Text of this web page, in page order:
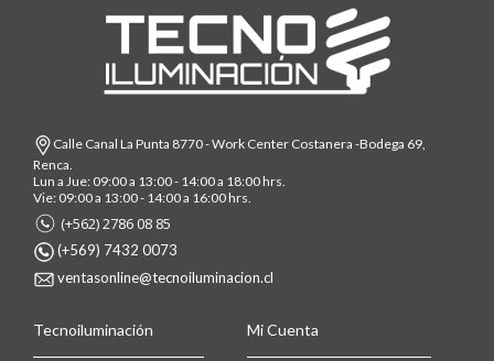
Calle Canal La Punta 8770 - Work Center Costanera -Bodega 69,
Renca.
Lun a Jue: 09:00 a 13:00 - 14:00 a 18:00 hrs.
Vie: 09:00 a 13:00 - 14:00 a 16:00 hrs.
(+562) 2786 08 85
(+569) 7432 0073
ventasonline@tecnoiluminacion.cl
Tecnoiluminación Mi Cuenta